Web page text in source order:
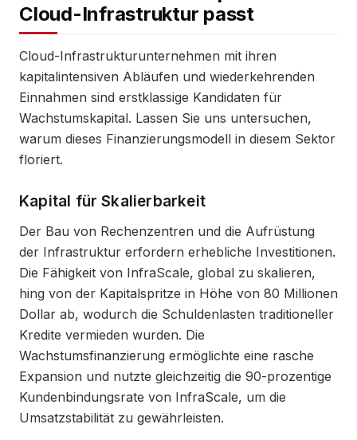
Cloud-Infrastruktur passt
Cloud-Infrastrukturunternehmen mit ihren
kapitalintensiven Abläufen und wiederkehrenden
Einnahmen sind erstklassige Kandidaten für
Wachstumskapital. Lassen Sie uns untersuchen,
warum dieses Finanzierungsmodell in diesem Sektor
floriert.
Kapital für Skalierbarkeit
Der Bau von Rechenzentren und die Aufrüstung
der Infrastruktur erfordern erhebliche Investitionen.
Die Fähigkeit von InfraScale, global zu skalieren,
hing von der Kapitalspritze in Höhe von 80 Millionen
Dollar ab, wodurch die Schuldenlasten traditioneller
Kredite vermieden wurden. Die
Wachstumsfinanzierung ermöglichte eine rasche
Expansion und nutzte gleichzeitig die 90-prozentige
Kundenbindungsrate von InfraScale, um die
Umsatzstabilität zu gewährleisten.